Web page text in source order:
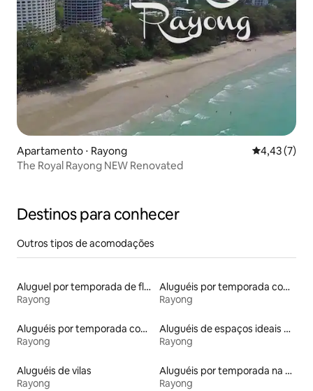
Apartamento ⋅ Rayong 4,43 de
4,43 (7)
The Royal Rayong NEW Renovated
Destinos para conhecer
Outros tipos de acomodações
Aluguel por temporada de flats
Rayong
Aluguéis por temporada com acesso à praia
Rayong
Aluguéis por temporada com acesso ao lago
Rayong
Aluguéis de espaços ideais para famílias
Rayong
Aluguéis de vilas
Rayong
Aluguéis por temporada na orla
Rayong